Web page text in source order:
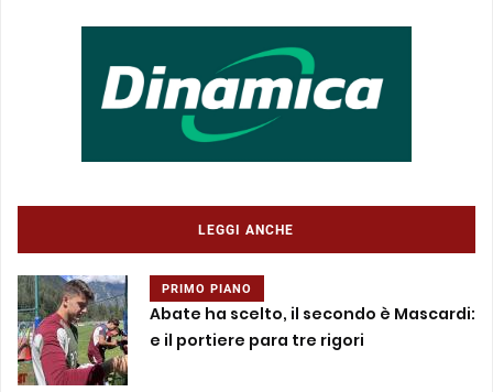
LEGGI ANCHE
PRIMO PIANO
Abate ha scelto, il secondo è Mascardi:
e il portiere para tre rigori